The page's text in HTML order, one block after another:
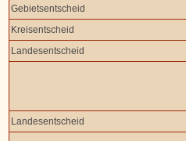
Gebietsentscheid
Kreisentscheid
Landesentscheid
Landesentscheid